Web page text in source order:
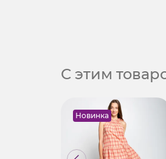
С этим
Новинка